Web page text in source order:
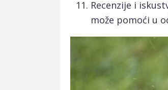
Recenzije i
može pomoći u